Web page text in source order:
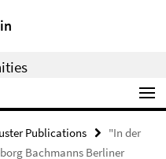
Publications
"In der
Bachmanns Berliner